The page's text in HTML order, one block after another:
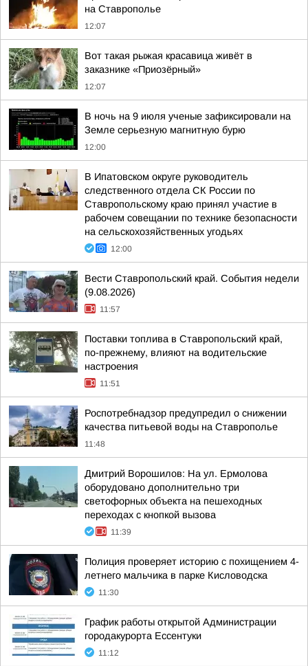
на Ставрополье
12:07
Вот такая рыжая красавица живёт в
заказнике «Приозёрный»
12:07
В ночь на 9 июля ученые зафиксировали на
Земле серьезную магнитную бурю
12:00
В Ипатовском округе руководитель
следственного отдела СК России по
Ставропольскому краю принял участие в
рабочем совещании по технике безопасности
на сельскохозяйственных угодьях
12:00
Вести Ставропольский край. События недели
(9.08.2026)
11:57
Поставки топлива в Ставропольский край,
по-прежнему, влияют на водительские
настроения
11:51
Роспотребнадзор предупредил о снижении
качества питьевой воды на Ставрополье
11:48
Дмитрий Ворошилов: На ул. Ермолова
оборудовано дополнительно три
светофорных объекта на пешеходных
переходах с кнопкой вызова
11:39
Полиция проверяет историю с похищением 4-
летнего мальчика в парке Кисловодска
11:30
График работы открытой Администрации
городакурорта Ессентуки
11:12